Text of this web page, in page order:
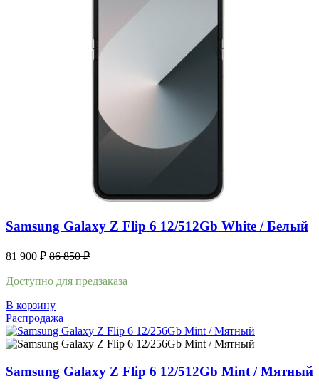
Samsung Galaxy Z Flip 6 12/512Gb White / Белый
81 900 ₽ 86 850₽
Доступно для предзаказа
В корзину
Распродажа
Samsung Galaxy Z Flip 6 12/512Gb Mint / Мятный